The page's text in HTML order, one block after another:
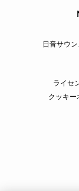
日音サウ
ライセ
クッキー